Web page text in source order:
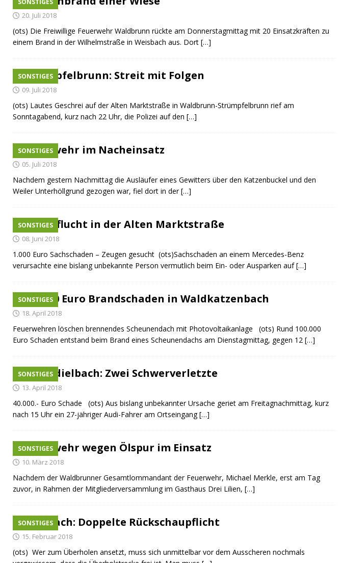
SONSTIGES
20. Juli 2018
(ots) Die Freiwillige Feuerwehr Waldbrunn rückte am Donnerstagmittag mit 20 Einsatzkräften zu
einem Brand in der Wilhelmstraße in Weisbach aus. Dort […]
SONSTIGES
Strümpfelbrunn: Streit mit Folgen
09. Juli 2018
(ots) Lautes Geschrei auf der Alten Marktstraße in Waldbrunn-Strümpfelbrunn rief am
Sonntagabend, kurz nach 22 Uhr, die Polizei auf den […]
SONSTIGES
Feuerwehr im Nacheinsatz
05. Juli 2018
Nachdem gestern Nachmittag die Ausläufer eines Gewitters über den Katzenbuckel und den
Weiler Unterhöllgrund gezogen war, fiel dort in der[…]
SONSTIGES
Unfallflucht in der Alten Marktstraße
08. Juni 2018
1.000 Euro Sachschaden – Zeugen gesucht (ots)Sachschaden an einem Mercedes-Benz
verursachte eine bislang unbekannte Person vermutlich beim Ein- oder Ausparken auf[…]
SONSTIGES
100.000 Euro Brandschaden in Waldkatzenbach
18. April 2018
Feuerwehren löschen brennendes Scheunendach mit Photovoltaikanlage (ots) Rund 100.000
Euro Schaden entstand beim Brand eines Scheunendachs am Dienstagmittag, gegen 12 […]
SONSTIGES
Unterdielbach: Zwei Schwerverletzte
13. April 2018
40.000.- Euro Schade (ots) Aus bislang unbekannter Ursache geriet am Freitagnachmittag, kurz
nach 15 Uhr ein 27-jähriger Audi-Fahrer am Ortseingang[…]
SONSTIGES
Feuerwehr wegen Ölspur im Einsatz
10. März 2018
Nachdem der Waldbrunner Gesamtlommandant der Feuerwehr, Michael Merkle, erst am Tag
zuvor, in Rahmen der Mitgliederversammlung im Gasthaus Drei Lilien, […]
SONSTIGES
Weisbach: Doppelte Rückschaupflicht
15. Februar 2018
(ots) Wer zum Überholen ansetzt, muss sich unmittelbar vor dem Ausscheren nochmals